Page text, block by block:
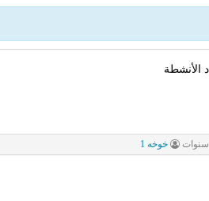
خوخه 1